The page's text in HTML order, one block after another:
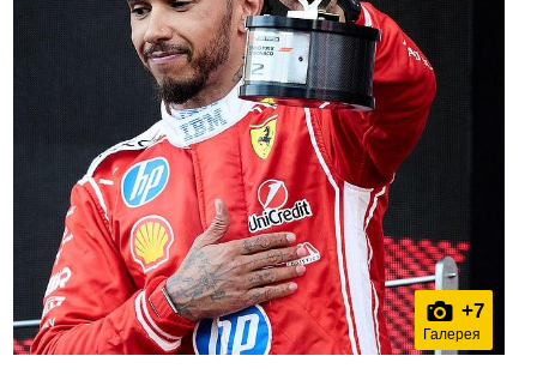
+7
Галерея